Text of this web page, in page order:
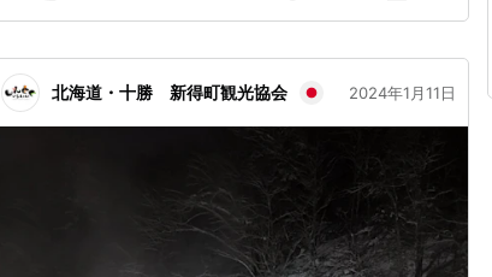
北海道・十勝 新得町観光協会 2024年1月11日